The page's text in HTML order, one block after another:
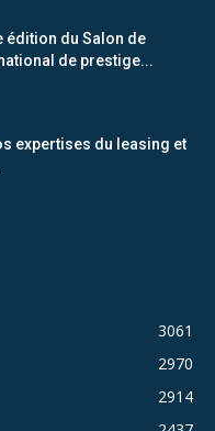
édition du Salon de
de prestige...
expertises du leasing et
3061
2970
2914